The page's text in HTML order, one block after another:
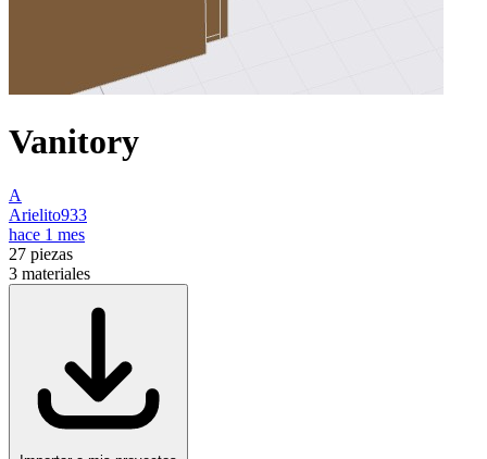
Vanitory
A
Arielito933
hace 1 mes
27 piezas
3 materiales